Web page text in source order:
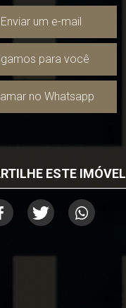
Enviar um e-mail
para você
no Whatsapp
ESTE IMÓVEL